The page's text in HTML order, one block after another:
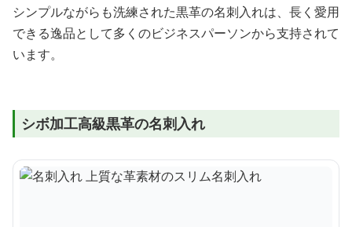
シンプルながらも洗練された黒革の名刺入れは、長く愛用
できる逸品として多くのビジネスパーソンから支持されて
います。
シボ加工高級黒革の名刺入れ